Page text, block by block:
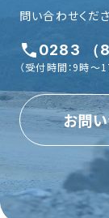
問い合わせくださ
0283 （
（受付時間：9時〜
お問